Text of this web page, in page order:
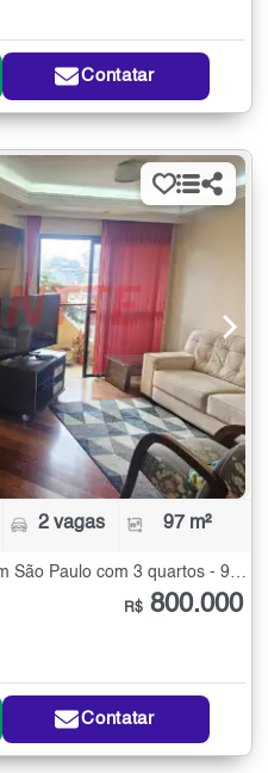
Contatar
2 vagas 97 m²
R$ 800.000
Contatar